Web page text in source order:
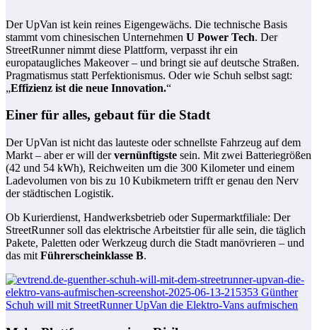
Der UpVan ist kein reines Eigengewächs. Die technische Basis
stammt vom chinesischen Unternehmen U Power Tech. Der
StreetRunner nimmt diese Plattform, verpasst ihr ein
europataugliches Makeover – und bringt sie auf deutsche Straßen.
Pragmatismus statt Perfektionismus. Oder wie Schuh selbst sagt:
„Effizienz ist die neue Innovation.“
Einer für alles, gebaut für die Stadt
Der UpVan ist nicht das lauteste oder schnellste Fahrzeug auf dem
Markt – aber er will dervernünftigste sein. Mit zwei Batteriegrößen
(42 und 54 kWh), Reichweiten um die 300 Kilometer und einem
Ladevolumen von bis zu 10 Kubikmetern trifft er genau den Nerv
der städtischen Logistik.
Ob Kurierdienst, Handwerksbetrieb oder Supermarktfiliale: Der
StreetRunner soll das elektrische Arbeitstier für alle sein, die täglich
Pakete, Paletten oder Werkzeug durch die Stadt manövrieren – und
das mit Führerscheinklasse B.